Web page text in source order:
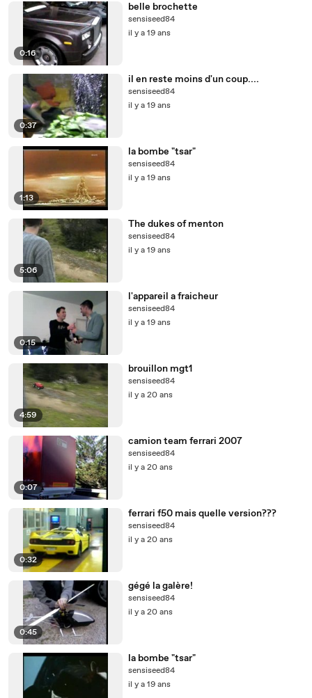
0:16
belle brochette
sensiseed84
il y a 19 ans
0:37
il en reste moins d'un coup....
sensiseed84
il y a 19 ans
1:13
la bombe "tsar"
sensiseed84
il y a 19 ans
5:06
The dukes of menton
sensiseed84
il y a 19 ans
0:15
l'appareil a fraicheur
sensiseed84
il y a 19 ans
4:59
brouillon mgt1
sensiseed84
il y a 20 ans
0:07
camion team ferrari 2007
sensiseed84
il y a 20 ans
0:32
ferrari f50 mais quelle version???
sensiseed84
il y a 20 ans
0:45
gégé la galère!
sensiseed84
il y a 20 ans
la bombe "tsar"
sensiseed84
il y a 19 ans